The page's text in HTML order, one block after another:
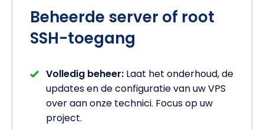
Beheerde server of root
SSH-toegang
Volledig beheer: Laat het onderhoud, de
updates en de configuratie van uw VPS
over aan onze technici. Focus op uw
project.